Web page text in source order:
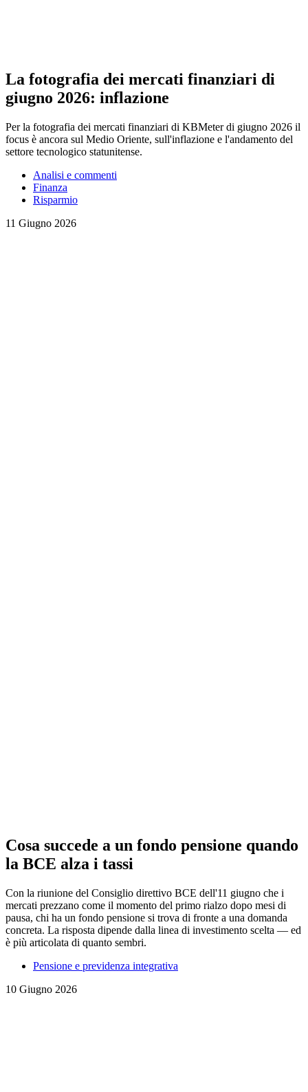
La fotografia dei mercati finanziari di
giugno 2026: inflazione
Per la fotografia dei mercati finanziari di KBMeter di giugno 2026 il
focus è ancora sul Medio Oriente, sull'inflazione e l'andamento del
settore tecnologico statunitense.
Analisi e commenti
Finanza
Risparmio
11 Giugno 2026
Cosa succede a un fondo pensione quando
la BCE alza i tassi
Con la riunione del Consiglio direttivo BCE dell'11 giugno che i
mercati prezzano come il momento del primo rialzo dopo mesi di
pausa, chi ha un fondo pensione si trova di fronte a una domanda
concreta. La risposta dipende dalla linea di investimento scelta — ed
è più articolata di quanto sembri.
Pensione e previdenza integrativa
10 Giugno 2026